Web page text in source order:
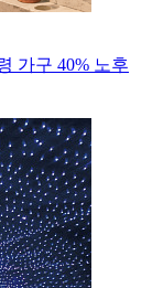
가구 40% 노후